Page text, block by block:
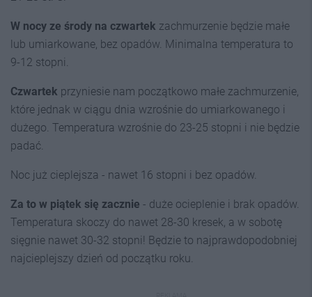
W nocy ze środy na czwartek zachmurzenie będzie małe
lub umiarkowane, bez opadów. Minimalna temperatura to
9-12 stopni.
Czwartek przyniesie nam początkowo małe zachmurzenie,
które jednak w ciągu dnia wzrośnie do umiarkowanego i
dużego. Temperatura wzrośnie do 23-25 stopni i nie będzie
padać.
Noc już cieplejsza - nawet 16 stopni i bez opadów.
Za to w piątek się zacznie - duże ocieplenie i brak opadów.
Temperatura skoczy do nawet 28-30 kresek, a w sobotę
sięgnie nawet 30-32 stopni! Będzie to najprawdopodobniej
najcieplejszy dzień od początku roku.